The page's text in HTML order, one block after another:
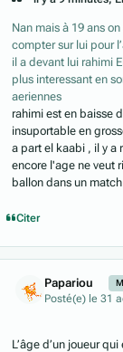
Nan mais à 19 ans
compter sur lui pour
il a devant lui rahimi
plus interessant en
aeriennes
rahimi est en baisse
insuportable en
a part el kaabi , il y a
encore l'age ne veut
ballon dans un
Citer
Papariou
Posté(e) le 31
L’âge d’un joueur